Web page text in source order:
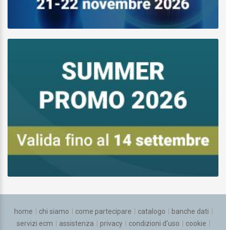
home chi siamo come partecipare catalogo
banche dati
servizi ecm
assistenza privacy condizioni d'uso cookie